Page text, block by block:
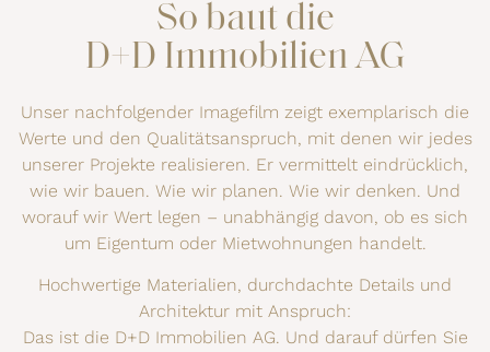
So baut die
D+D Immobilien AG
Unser nachfolgender Imagefilm zeigt exemplarisch die
Werte und den Qualitätsanspruch, mit denen wir jedes
unserer Projekte realisieren. Er vermittelt eindrücklich,
wie wir bauen. Wie wir planen. Wie wir denken. Und
worauf wir Wert legen – unabhängig davon, ob es sich
um Eigentum oder Mietwohnungen handelt.
Hochwertige Materialien, durchdachte Details und
Architektur mit Anspruch:
Das ist die D+D Immobilien AG. Und darauf dürfen Sie